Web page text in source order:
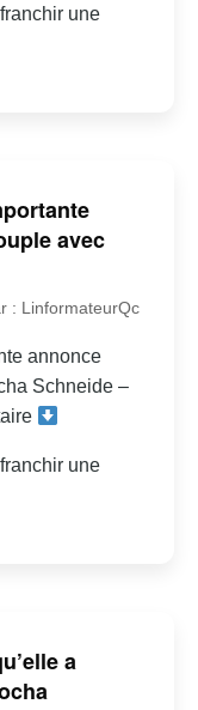
une
avec
: LinformateurQc
annonce
Schneide –
une
a